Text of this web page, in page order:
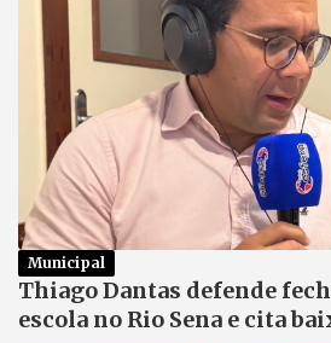
Municipal
Thiago Dantas defende
escola no Rio Sena e cita